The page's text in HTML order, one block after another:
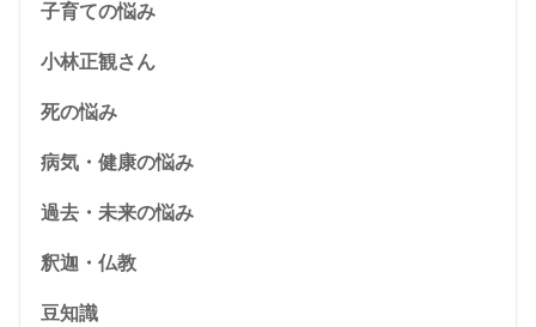
子育ての悩み
小林正観さん
死の悩み
病気・健康の悩み
過去・未来の悩み
釈迦・仏教
豆知識